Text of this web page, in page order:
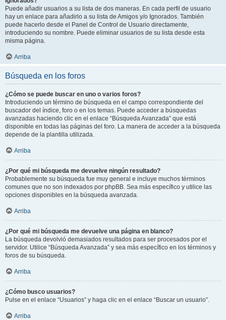
Puede añadir usuarios a su lista de dos maneras. En cada perfil de usuario
hay un enlace para añadirlo a su lista de Amigos y/o Ignorados. También
puede hacerlo desde el Panel de Control de Usuario directamente,
introduciendo su nombre. Puede eliminar usuarios de su lista desde esta
misma página.
Arriba
Búsqueda en los foros
¿Cómo se puede buscar en uno o varios foros?
Introduciendo un término de búsqueda en el campo correspondiente del
buscador del índice, foro o en los temas. Puede acceder a búsquedas
avanzadas haciendo clic en el enlace “Búsqueda Avanzada” que está
disponible en todas las páginas del foro. La manera de acceder a la búsqueda
depende de la plantilla utilizada.
Arriba
¿Por qué mi búsqueda me devuelve ningún resultado?
Probablemente su búsqueda fue muy general e incluye muchos términos
comunes que no son indexados por phpBB. Sea más específico y utilice las
opciones disponibles en la búsqueda avanzada.
Arriba
¿Por qué mi búsqueda me devuelve una página en blanco?
La búsqueda devolvió demasiados resultados para ser procesados por el
servidor. Utilice “Búsqueda Avanzada” y sea más específico en los términos y
foros de su búsqueda.
Arriba
¿Cómo busco usuarios?
Pulse en el enlace “Usuarios” y haga clic en el enlace “Buscar un usuario”.
Arriba